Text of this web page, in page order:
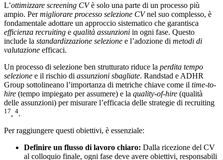
L’ottimizzare screening CVè solo una parte di un processo più
ampio. Permigliorare processo selezione CVnel suo complesso, è
fondamentale adottare un approccio sistematico che garantisca
efficienza recruiting e qualità assunzioni in ogni fase. Questo
include la standardizzazione selezione e l’adozione di metodi di
valutazione efficaci.
Un processo di selezione ben strutturato riduce la perdita tempo
selezione e il rischio di assunzioni sbagliate. Randstad e ADHR
Group sottolineano l’importanza di metriche chiave come il time-to-
hire (tempo impiegato per assumere) e la quality-of-hire (qualità
delle assunzioni) per misurare l’efficacia delle strategie di recruiting
17, 4.
Per raggiungere questi obiettivi, è essenziale:
Definire un flusso di lavoro chiaro: Dalla ricezione del CV
al colloquio finale, ogni fase deve avere obiettivi, responsabili